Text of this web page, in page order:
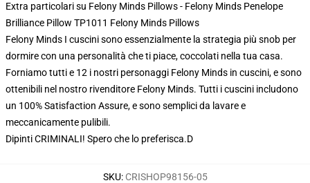
Extra particolari su Felony Minds Pillows - Felony Minds Penelope
Brilliance Pillow TP1011 Felony Minds Pillows
Felony Minds I cuscini sono essenzialmente la strategia più snob per
dormire con una personalità che ti piace, coccolati nella tua casa.
Forniamo tutti e 12 i nostri personaggi Felony Minds in cuscini, e sono
ottenibili nel nostro rivenditore Felony Minds. Tutti i cuscini includono
un 100% Satisfaction Assure, e sono semplici da lavare e
meccanicamente pulibili.
Dipinti CRIMINALI! Spero che lo preferisca.D
SKU: CRISHOP98156-05